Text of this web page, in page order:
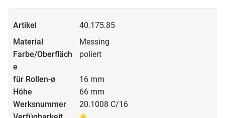
40.175.85
Messing
poliert
16 mm
66 mm
20.1008 C/16